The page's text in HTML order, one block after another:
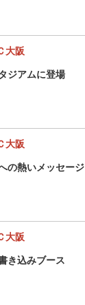
大阪
ジアムに登場
大阪
の熱いメッセージ
大阪
き込みブース